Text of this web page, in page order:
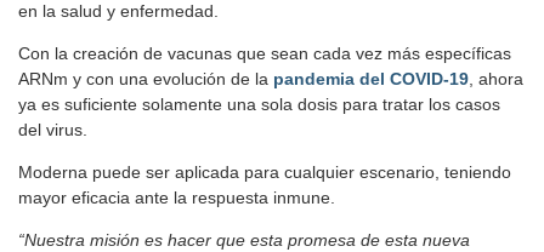
en la salud y enfermedad.
Con la creación de vacunas que sean cada vez más específicas
ARNm y con una evolución de la pandemia del COVID-19, ahora
ya es suficiente solamente una sola dosis para tratar los casos
del virus.
Moderna puede ser aplicada para cualquier escenario, teniendo
mayor eficacia ante la respuesta inmune.
“Nuestra misión es hacer que esta promesa de esta nueva